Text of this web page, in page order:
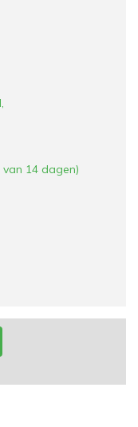
14 dagen)